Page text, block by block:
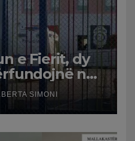
e Fierit, dy
në
SIMONI